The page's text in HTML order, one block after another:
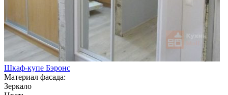
Шкаф-купе Бэронс
Материал фасада:
Зеркало